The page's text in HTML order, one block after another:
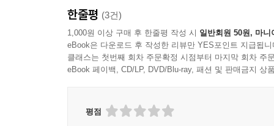
로 새겼다. 그리고 정부를 대신하여 ‘벽에 달린 귀
서로를 감시하고 고발하는 것을 미덕으로 보는 소
사적인 견해나 행실이 당의 단결을 위협한다고
추축국이 세력을 키워 가면서 감시와 고발은 시
틈을 타 소비에트 체제에 적대적인 첩자들, 즉 숨
권 398) 실제 ‘인민의 적’이라면 95퍼센트가 결
노동자?농민 출신의 1930년대 신흥 관료층에
그려진다.
이 책에는 수많은 가족들의 이야기가 담겨 있는데
민중 전체의 역사를 대표한다. 이웃 소년에게 ‘
그들이다. 요람에서 무덤까지 이어지는 한 인
Geraldine Bell(Observer)
한줄평 (3건)
1,000원 이상 구매 후 한줄평 작성 시 일반회원 50원, 마니
eBook은 다운로드 후 작성한 리뷰만 YES포인트 지급됩니
클래스는 첫번째 회차 주문확정 시점부터 마지막 회차 주
eBook 페이백, CD/LP, DVD/Blu-ray, 패션 및 판매금지 상
평점